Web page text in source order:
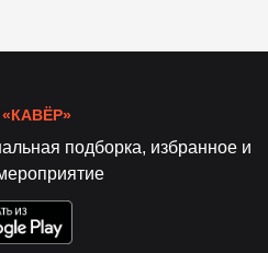
подборка, избранное и